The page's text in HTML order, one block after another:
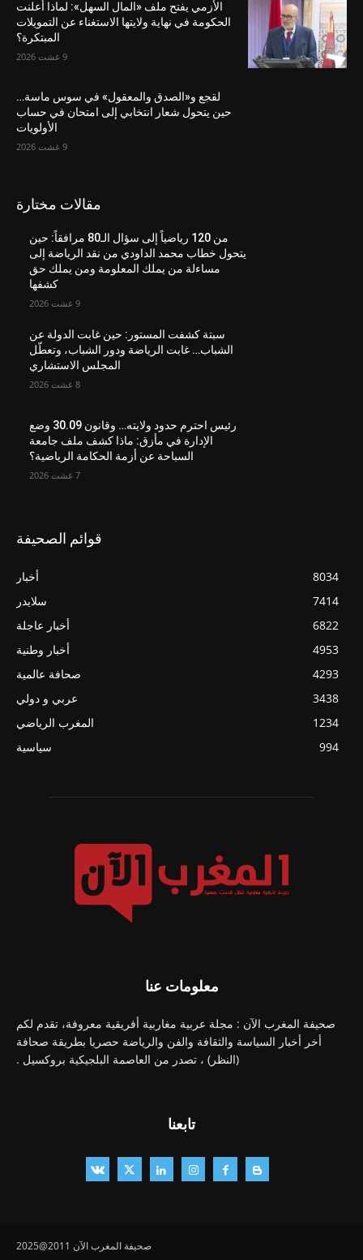
الأزمي يفتح ملف «المال السهل»: لماذا أعلنت
الحكومة في نهاية ولايتها الاستغناء عن التمويلات
المبتكرة؟
9 غشت 2026
لقجع و«الصدق والمعقول» في سوس ماسة…
حين يتحول شعار انتخابي إلى امتحان في حساب
الأولويات
9 غشت 2026
مقالات مختارة
من 120 رياضياً إلى سؤال الـ80 مرافقاً: حين
يتحول خطاب محمد الداودي من نقد الرياضة إلى
مساءلة من يملك المعلومة ومن يملك حق
كشفها
9 غشت 2026
سبتة كشفت المستور: حين غابت الدولة عن
الشباب… غابت الرياضة ودور الشباب، وتعطّل
المجلس الاستشاري
8 غشت 2026
رئيس احترم حدود ولايته… وقانون 30.09 وضع
الإدارة في مأزق: ماذا كشف ملف جامعة
السباحة عن أزمة الحكامة الرياضية؟
7 غشت 2026
قوائم الصحيفة
أخبار
8034
سلايدر
7414
أخبار عاجلة
6822
أخبار وطنية
4953
صحافة عالمية
4293
عربي و دولي
3438
المغرب الرياضي
1234
سياسية
994
معلومات عنا
صحيفة المغرب الآن : مجلة عربية مغاربية أفريقية معروفة، تقدم لكم
أخر أخبار السياسة والثقافة والفن والرياضة حصريا بطريقة صحافة
(النظر) ، تصدر من العاصمة البلجيكية بروكسيل .
تابعنا
صحيفة المغرب الآن 2011@2025